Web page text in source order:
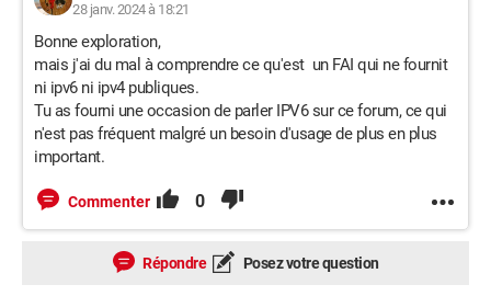
28 janv. 2024 à 18:21
Bonne exploration,
mais j'ai du mal à comprendre ce qu'est un FAI qui ne fournit
ni ipv6 ni ipv4 publiques.
Tu as fourni une occasion de parler IPV6 sur ce forum, ce qui
n'est pas fréquent malgré un besoin d'usage de plus en plus
important.
Commenter 0
Répondre Posez votre question